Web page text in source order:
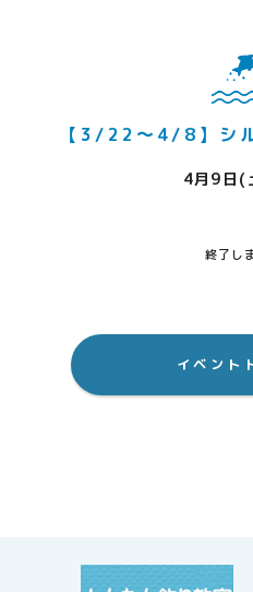
【3/22～4/8】シ
4月9日(
終了し
イベント